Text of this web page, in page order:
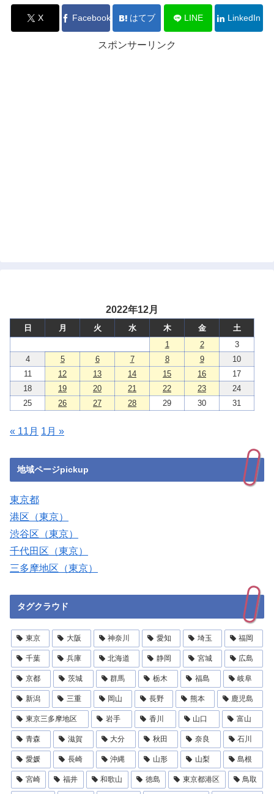
X Facebook はてブ LINE LinkedIn
スポンサーリンク
2022年12月
日 月 火 水 木 金
土
1
2
3
4
5 6 7 8 9
10
11
12 13 14 15 16
17
18
19 20 21 22 23
24
25
26 27 28 29 30 31
« 11月 1月 »
地域ページpickup
東京都
港区（東京）
渋谷区（東京）
千代田区（東京）
三多摩地区（東京）
タグクラウド
東京 大阪 神奈川 愛知 埼玉 福岡
千葉 兵庫 北海道 静岡 宮城 広島
京都 茨城 群馬 栃木 福島 岐阜
新潟 三重 岡山 長野 熊本 鹿児島
東京三多摩地区 岩手 香川 山口 富山
青森 滋賀 大分 秋田 奈良 石川
愛媛 長崎 沖縄 山形 山梨 島根
宮崎 福井 和歌山 徳島 東京都港区 鳥取